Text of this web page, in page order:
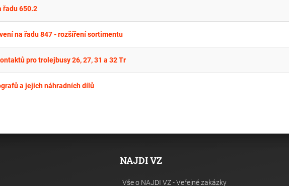
řadu 650.2
na řadu 847 - rozšíření sortimentu
pro trolejbusy 26, 27, 31 a 32 Tr
a jejich náhradních dílů
NAJDI VZ
Vše o NAJDI VZ - Veřejné zakázky